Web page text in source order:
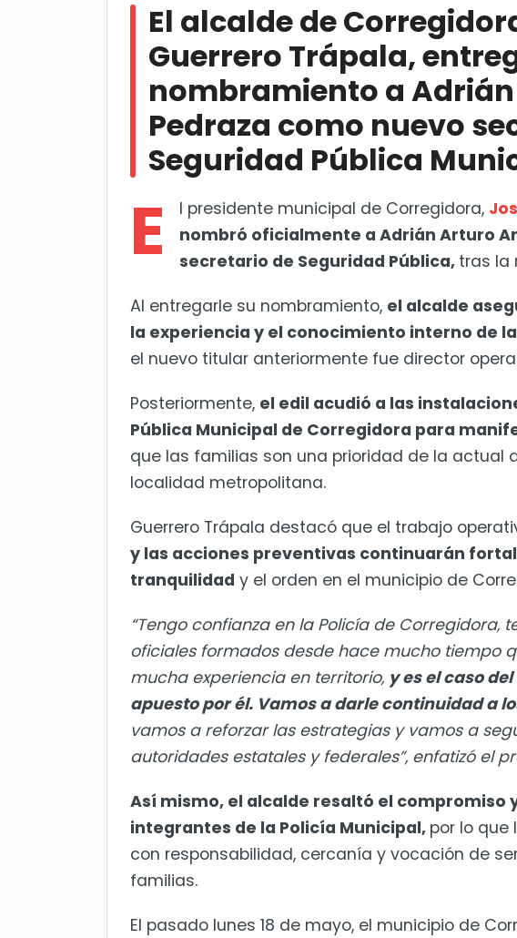
IEEQ revisa informe financiero de organización
El alcalde de
Guerrero Trápala,
nombramiento a
Pedraza como nuevo
Seguridad Pública
E l presidente municipal de Corregidora,
nombró oficialmente a Adrián Arturo
secretario de Seguridad Pública, tras la
Al entregarle su nombramiento, el alcalde
la experiencia y el conocimiento interno de
el nuevo titular anteriormente fue director
Posteriormente, el edil acudió a las
Pública Municipal de Corregidora para
que las familias son una prioridad de la actual
localidad metropolitana.
Guerrero Trápala destacó que el trabajo
y las acciones preventivas continuarán
tranquilidad y el orden en el municipio de
“Tengo confianza en la Policía de Corregidora,
oficiales formados desde hace mucho tiempo
mucha experiencia en territorio, y es el caso
apuesto por él. Vamos a darle continuidad a
vamos a reforzar las estrategias y vamos a
autoridades estatales y federales”, enfatizó el
Así mismo, el alcalde resaltó el compromiso
integrantes de la Policía Municipal, por lo que
con responsabilidad, cercanía y vocación de
familias.
El pasado lunes 18 de mayo, el municipio de